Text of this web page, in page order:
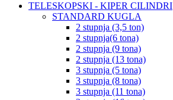
TELESKOPSKI - KIPER CILINDRI
STANDARD KUGLA
2 stupnja (3,5 ton)
2 stupnja(6 tona)
2 stupnja (9 tona)
2 stupnja (13 tona)
3 stupnja (5 tona)
3 stupnja (8 tona)
3 stupnja (11 tona)